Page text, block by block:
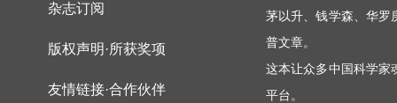
杂志订阅
版权声明·所获奖项
友情链接·合作伙伴
茅以升、钱学森、华罗
普文章。
这本让众多中国科学家
平台。